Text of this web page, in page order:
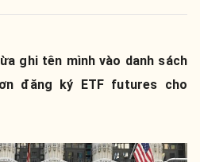
ghi tên mình vào danh sách
đăng ký ETF futures cho